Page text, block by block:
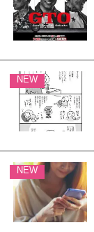
NEW
NEW